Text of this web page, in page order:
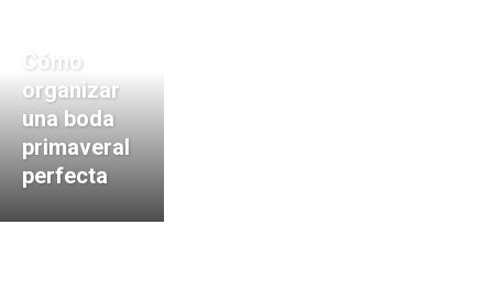
Cómo
organizar
una boda
primaveral
perfecta